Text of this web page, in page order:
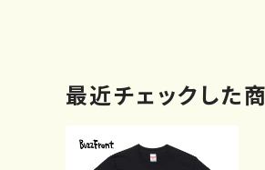
最近チェックした